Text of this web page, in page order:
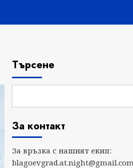
Търсене
За контакт
За връзка с нашият екип: